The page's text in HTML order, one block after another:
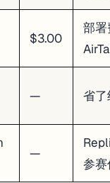
$3.00
部
— 省
—
参赛